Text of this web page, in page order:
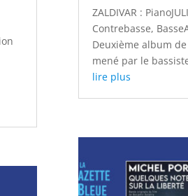
ZALDIVAR :
Contrebasse,
Deuxième album
mené par le
lire plus